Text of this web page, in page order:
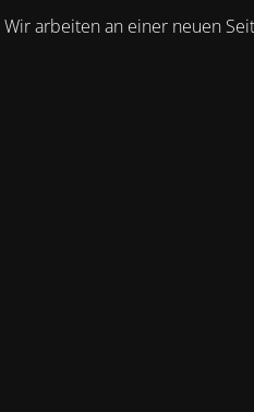
Wir arbeiten an einer neuen